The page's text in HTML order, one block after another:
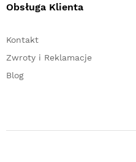
Obsługa Klienta
Kontakt
Zwroty i Reklamacje
Blog